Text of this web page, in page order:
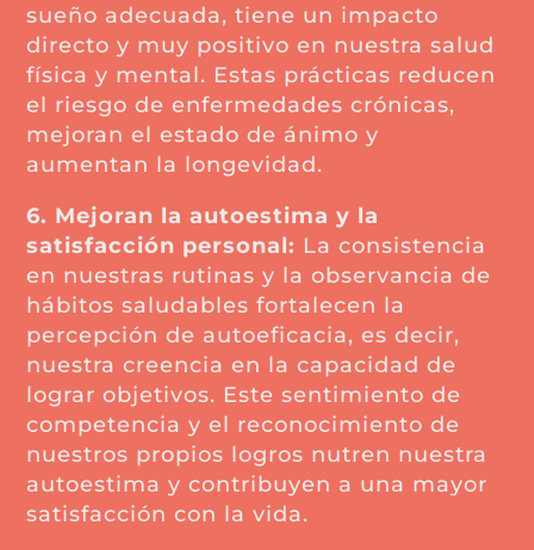
sueño adecuada, tiene un impacto
directo y muy positivo en nuestra salud
física y mental. Estas prácticas reducen
el riesgo de enfermedades crónicas,
mejoran el estado de ánimo y
aumentan la longevidad.
6. Mejoran la autoestima y la
satisfacción personal: La consistencia
en nuestras rutinas y la observancia de
hábitos saludables fortalecen la
percepción de autoeficacia, es decir,
nuestra creencia en la capacidad de
lograr objetivos. Este sentimiento de
competencia y el reconocimiento de
nuestros propios logros nutren nuestra
autoestima y contribuyen a una mayor
satisfacción con la vida.